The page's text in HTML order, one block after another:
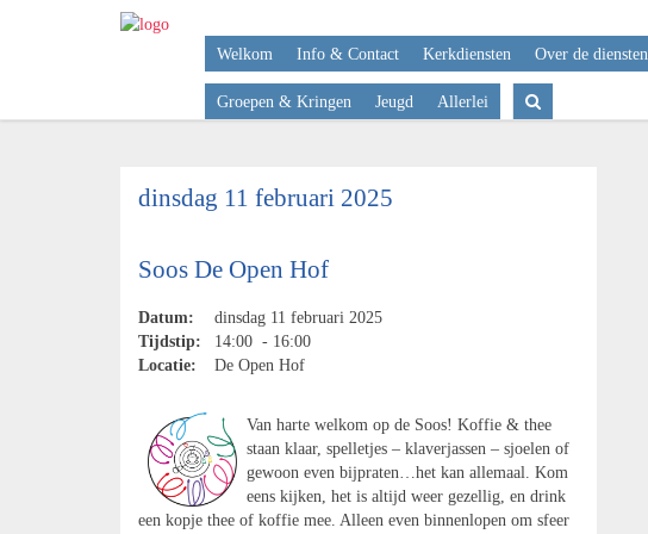
Welkom Info & Contact Kerkdiensten Over de diensten
Groepen & Kringen Jeugd Allerlei
dinsdag 11 februari 2025
Soos De Open Hof
Datum:
dinsdag 11 februari 2025
Tijdstip:
14:00 - 16:00
Locatie:
De Open Hof
Van harte welkom op de Soos! Koffie & thee
staan klaar, spelletjes – klaverjassen – sjoelen of
gewoon even bijpraten…het kan allemaal. Kom
eens kijken, het is altijd weer gezellig, en drink
een kopje thee of koffie mee. Alleen even binnenlopen om sfeer